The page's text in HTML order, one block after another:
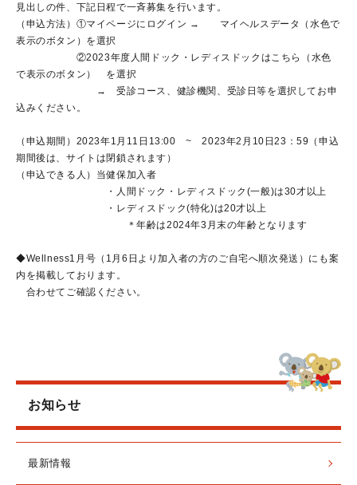
見出しの件、下記日程で一斉募集を行います。
（申込方法）①マイページにログイン → マイヘルスデータ（水色で
表示のボタン）を選択
②2023年度人間ドック・レディスドックはこちら（水色
で表示のボタン） を選択
→ 受診コース、健診機関、受診日等を選択してお申
込みください。
（申込期間）2023年1月11日13:00 ~ 2023年2月10日23：59（申込
期間後は、サイトは閉鎖されます）
（申込できる人）当健保加入者
・人間ドック・レディスドック(一般)は30才以上
・レディスドック(特化)は20才以上
＊年齢は2024年3月末の年齢となります
◆Wellness1月号（1月6日より加入者の方のご自宅へ順次発送）にも案
内を掲載しております。
合わせてご確認ください。
お知らせ
最新情報